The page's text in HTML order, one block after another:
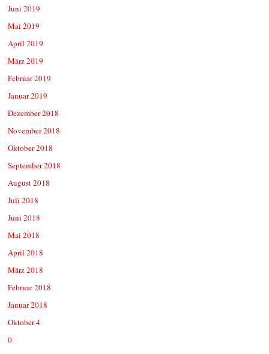
Juni 2019
Mai 2019
April 2019
März 2019
Februar 2019
Januar 2019
Dezember 2018
November 2018
Oktober 2018
September 2018
August 2018
Juli 2018
Juni 2018
Mai 2018
April 2018
März 2018
Februar 2018
Januar 2018
Oktober 4
0